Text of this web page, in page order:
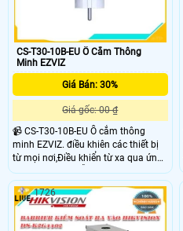
CS-T30-10B-EU Ổ Cắm Thông
Minh EZVIZ
Giá Bán: 30%
Giá gốc: 00 ₫
📹 CS-T30-10B-EU Ổ cắm thông
minh EZVIZ. điều khiên các thiết bị
từ mọi nơi,Điều khiển từ xa qua ứng
dụng di động .Hỗ trợ Wi-Fi 2.4
GHz,Lên lịch & hẹn giờ.Sản phẩm
phù hợp cho các công trình dự án ,
1726